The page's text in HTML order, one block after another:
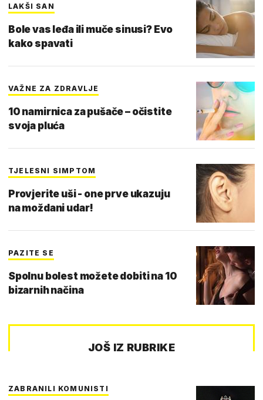
LAKŠI SAN
Bole vas leđa ili muče sinusi? Evo
kako spavati
VAŽNE ZA ZDRAVLJE
10 namirnica za pušače – očistite
svoja pluća
TJELESNI SIMPTOM
Provjerite uši - one prve ukazuju
na moždani udar!
PAZITE SE
Spolnu bolest možete dobiti na 10
bizarnih načina
JOŠ IZ RUBRIKE
ZABRANILI KOMUNISTI